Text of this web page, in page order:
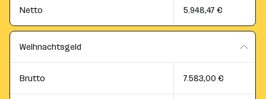
Netto 5.948,47 €
Weihnachtsgeld
Brutto 7.583,00 €